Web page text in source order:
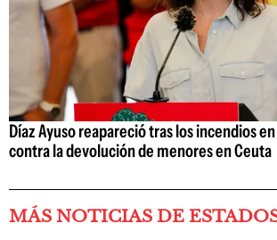
Díaz Ayuso reapareció tras los incendios
contra la devolución de menores en Ceuta
MÁS NOTICIAS DE